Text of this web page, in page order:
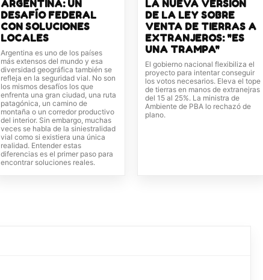
ARGENTINA: UN
DESAFÍO FEDERAL
CON SOLUCIONES
LOCALES
Argentina es uno de los países
más extensos del mundo y esa
diversidad geográfica también se
refleja en la seguridad vial. No son
los mismos desafíos los que
enfrenta una gran ciudad, una ruta
patagónica, un camino de
montaña o un corredor productivo
del interior. Sin embargo, muchas
veces se habla de la siniestralidad
vial como si existiera una única
realidad. Entender estas
diferencias es el primer paso para
encontrar soluciones reales.
LA NUEVA VERSIÓN
DE LA LEY SOBRE
VENTA DE TIERRAS A
EXTRANJEROS: "ES
UNA TRAMPA"
El gobierno nacional flexibiliza el
proyecto para intentar conseguir
los votos necesarios. Eleva el tope
de tierras en manos de extranejras
del 15 al 25%. La ministra de
Ambiente de PBA lo rechazó de
plano.